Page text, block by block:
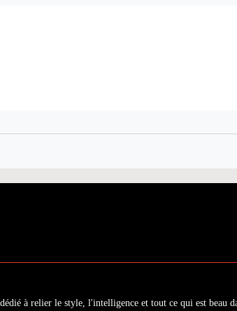
à relier le style, l'intelligence et tout ce qui est beau